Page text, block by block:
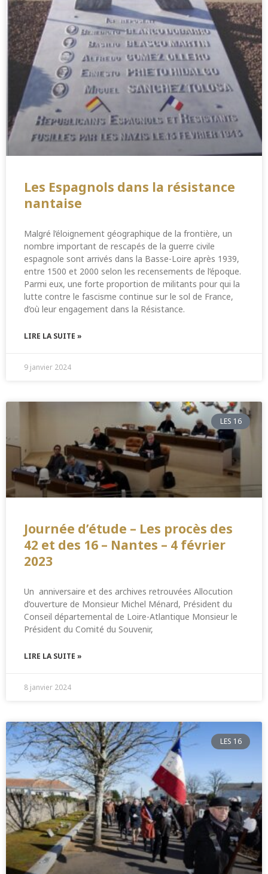
Les Espagnols dans la résistance
nantaise
Malgré l’éloignement géographique de la frontière, un
nombre important de rescapés de la guerre civile
espagnole sont arrivés dans la Basse-Loire après 1939,
entre 1500 et 2000 selon les recensements de l’époque.
Parmi eux, une forte proportion de militants pour qui la
lutte contre le fascisme continue sur le sol de France,
d’où leur engagement dans la Résistance.
LIRE LA SUITE »
9 janvier 2024
LES 16
Journée d’étude – Les procès des
42 et des 16 – Nantes – 4 février
2023
Un anniversaire et des archives retrouvées Allocution
d’ouverture de Monsieur Michel Ménard, Président du
Conseil départemental de Loire-Atlantique Monsieur le
Président du Comité du Souvenir,
LIRE LA SUITE »
8 janvier 2024
LES 16